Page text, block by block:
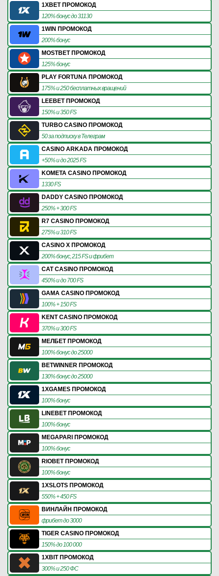
1XBET ПРОМОКОД
120% бонус до 31130
1WIN ПРОМОКОД
200% бонус
MOSTBET ПРОМОКОД
125% бонус
PLAY FORTUNA ПРОМОКОД
175% и 250 бесплатных вращений
LEEBET ПРОМОКОД
150% и 350 FS
TURBO CASINO ПРОМОКОД
50 за подписку в Телеграм
CASINO ARKADA ПРОМОКОД
+50% и до 2025 FS
KOMETA CASINO ПРОМОКОД
1330 FS
DADDY CASINO ПРОМОКОД
250% + 300 FS
R7 CASINO ПРОМОКОД
275% и 310 FS
CASINO X ПРОМОКОД
200% бонус, 215 FS и фрибет
CAT CASINO ПРОМОКОД
450% и до 700 FS
GAMA CASINO ПРОМОКОД
100% + 150 FS
KENT CASINO ПРОМОКОД
370% и 300 FS
МЕЛБЕТ ПРОМОКОД
100% бонус до 25000
BETWINNER ПРОМОКОД
130% бонус до 25000
1XGAMES ПРОМОКОД
100% бонус
LINEBET ПРОМОКОД
100% бонус
MEGAPARI ПРОМОКОД
100% бонус
RIOBET ПРОМОКОД
100% бонус
1XSLOTS ПРОМОКОД
550% + 450 FS
ВИНЛАЙН ПРОМОКОД
фрибет до 3000
TIGER CASINO ПРОМОКОД
150% до 100 000
1XBIT ПРОМОКОД
300% и 250 ФС